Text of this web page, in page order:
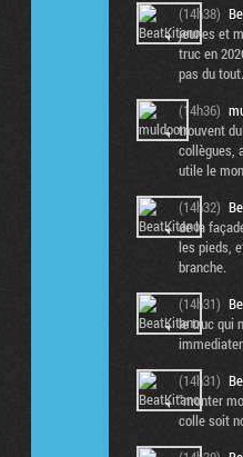
(14h38)
jeunes et
truc en
pas du tout.
(14h36)
trouvent
collègues,
utile le
(14h32)
de la
les pieds,
branche.
(14h31)
le truc qui
(14h31)
"monter
colle soit